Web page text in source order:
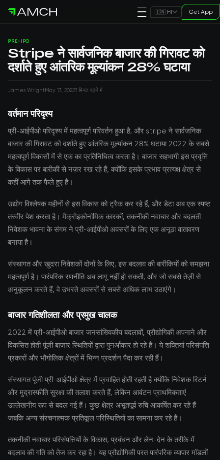
🇮🇳 HI Get App
PRE-IPO
Stripe ने सार्वजनिक बाजार की गिरावट को
दर्शाते हुए आंतरिक मूल्यांकन 28% घटाया
James WrightMay 13, 20223 मिनट पढ़ने में
वर्तमान परिदृश्य
प्री-आईपीओ परिदृश्य में महत्वपूर्ण परिवर्तन हुआ है, और stripe ने सार्वजनिक
बाजार की गिरावट को दर्शाते हुए आंतरिक मूल्यांकन 28% घटाया 2022 के सबसे
महत्वपूर्ण विकासों में से एक का प्रतिनिधित्व करता है। बाजार सहभागी इस प्रवृत्ति
के विकास पर बारीकी से नज़र रख रहे हैं, क्योंकि इसके प्रभाव प्रत्यक्ष क्षेत्र से
कहीं आगे तक फैले हुए हैं।
उद्योग विश्लेषक महीनों से इस विकास को ट्रैक कर रहे हैं, और डेटा अब एक स्पष्ट
तस्वीर पेश करता है। मैक्रोइकोनॉमिक कारकों, तकनीकी नवाचार और बदलती
निवेशक भावना के संगम ने प्री-आईपीओ अवसरों के लिए एक अनूठा वातावरण
बनाया है।
संस्थागत और खुदरा निवेशकों दोनों के लिए, इस बदलाव की बारीकियों को समझना
महत्वपूर्ण है। पारंपरिक रणनीति अब लागू नहीं हो सकती, और जो सबसे तेज़ी से
अनुकूलन करते हैं, वे उभरते अवसरों से सबसे अधिक लाभ उठाएंगे।
बाजार गतिशीलता और प्रमुख चालक
2022 में प्री-आईपीओ बाजार जनसांख्यिकीय बदलावों, प्रौद्योगिकी अपनाने और
विकसित होती पूंजी बाजार स्थितियों द्वारा पुनर्आकार हो रहे हैं। ये शक्तियां परिसंपत्ति
प्रकारों और भौगोलिक क्षेत्रों में भिन्न प्रदर्शन पैदा कर रही हैं।
संस्थागत पूंजी प्री-आईपीओ क्षेत्र में प्रवाहित होती रहती है क्योंकि निवेशक रिटर्न
और मुद्रास्फीति सुरक्षा की तलाश करते हैं, लेकिन आवंटन प्राथमिकताएं
उल्लेखनीय रूप से बदल गई हैं। कुछ क्षेत्र अभूतपूर्व रुचि आकर्षित कर रहे हैं
जबकि अन्य संरचनात्मक प्रतिकूल परिस्थितियों का सामना कर रहे हैं।
तकनीकी नवाचार परिसंपत्तियों के विकास, प्रबंधन और लेन-देन के तरीके में
बदलाव की गति को तेज कर रहा है। यह प्रौद्योगिकी परत पारंपरिक व्यापार मॉडलों